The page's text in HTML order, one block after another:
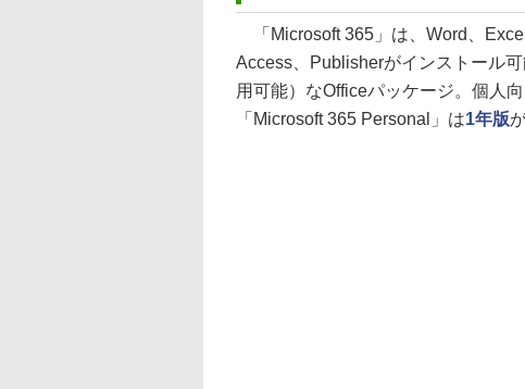
「Microsoft 365」は、Word、
Access、Publisherがインストール
用可能）なOfficeパッケージ。個人
「Microsoft 365 Personal」は1年版